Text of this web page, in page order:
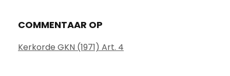
COMMENTAAR OP
Kerkorde GKN (1971) Art. 4